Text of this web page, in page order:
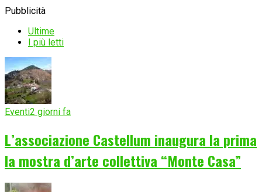
Pubblicità
Ultime
I più letti
Eventi2 giorni fa
L’associazione Castellum inaugura la prima
la mostra d’arte collettiva “Monte Casa”